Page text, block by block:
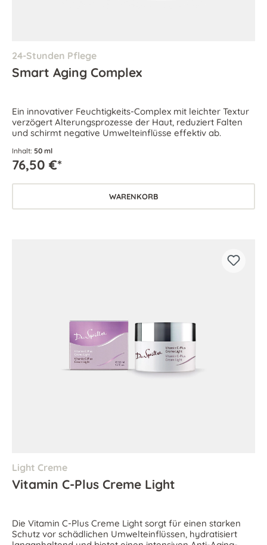
24-Stunden Pflege
Smart Aging Complex
Ein innovativer Feuchtigkeits-Complex mit leichter Textur
verzögert Alterungsprozesse der Haut, reduziert Falten
und schirmt negative Umwelteinflüsse effektiv ab.
Inhalt: 50 ml
76,50 €*
WARENKORB
Light Creme
Vitamin C-Plus Creme Light
Die Vitamin C-Plus Creme Light sorgt für einen starken
Schutz vor schädlichen Umwelteinflüssen, hydratisiert